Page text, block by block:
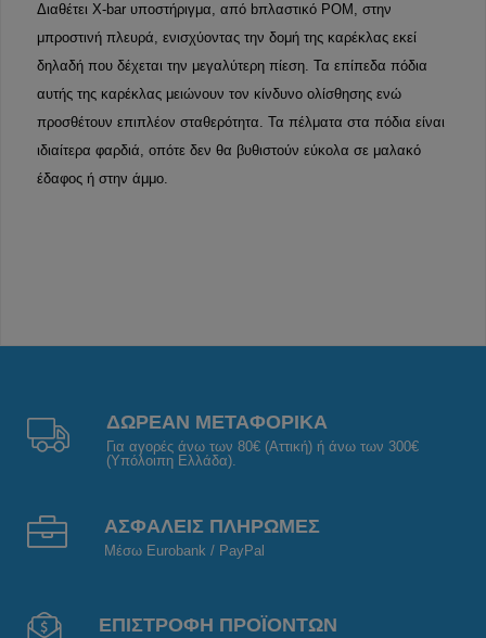
Διαθέτει X-bar υποστήριγμα, από bπλαστικό POM, στην
μπροστινή πλευρά, ενισχύοντας την δομή της καρέκλας εκεί
δηλαδή που δέχεται την μεγαλύτερη πίεση. Τα επίπεδα πόδια
αυτής της καρέκλας μειώνουν τον κίνδυνο ολίσθησης ενώ
προσθέτουν επιπλέον σταθερότητα. Τα πέλματα στα πόδια είναι
ιδιαίτερα φαρδιά, οπότε δεν θα βυθιστούν εύκολα σε μαλακό
έδαφος ή στην άμμο.
ΔΩΡΕΑΝ ΜΕΤΑΦΟΡΙΚΑ
Για αγορές άνω των 80€ (Αττική) ή άνω των 300€
(Υπόλοιπη Ελλάδα).
ΑΣΦΑΛΕΙΣ ΠΛΗΡΩΜΕΣ
Μέσω Eurobank / PayPal
ΕΠΙΣΤΡΟΦΗ ΠΡΟΪΟΝΤΩΝ